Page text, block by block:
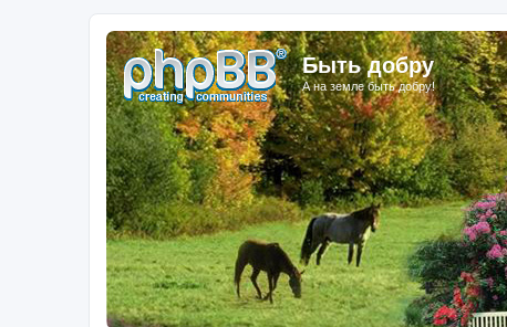
Быть добру
А на земле быть добру!